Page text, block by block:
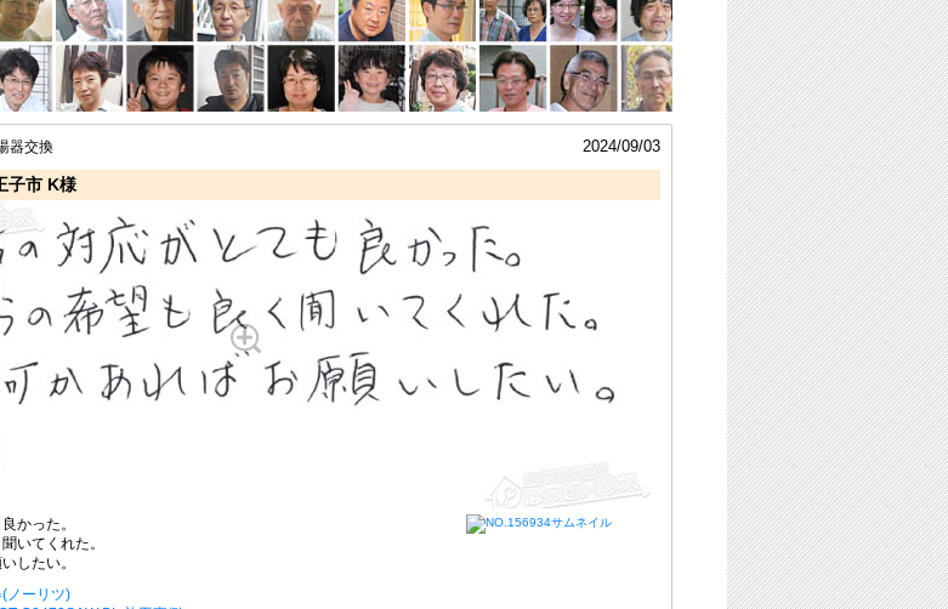
2024/09/03
器交換
子市 K様
かった。
いてくれた。
したい。
ノーリツ)